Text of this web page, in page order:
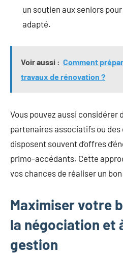
un soutien aux seniors pour
adapté.
Voir aussi : Comment
travaux de rénovation ?
Vous pouvez aussi considérer
partenaires associatifs ou
disposent souvent d’offres
primo-accédants. Cette
vos chances de réaliser un
Maximiser votre
la négociation et
gestion